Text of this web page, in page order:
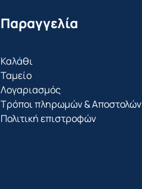
Παραγγελία
Καλάθι
Ταμείο
Λογαριασμός
Τρόποι πληρωμών & Αποστολών
Πολιτική επιστροφών